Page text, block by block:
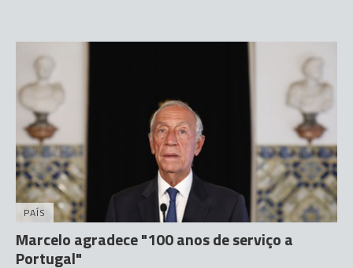
PAÍS
Marcelo agradece "100 anos de serviço a
Portugal"